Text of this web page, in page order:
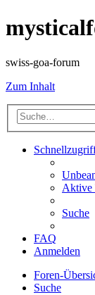
swiss-goa-forum
Zum Inhalt
Aktive
Suche
FAQ
Anmelden
Foren-
Suche